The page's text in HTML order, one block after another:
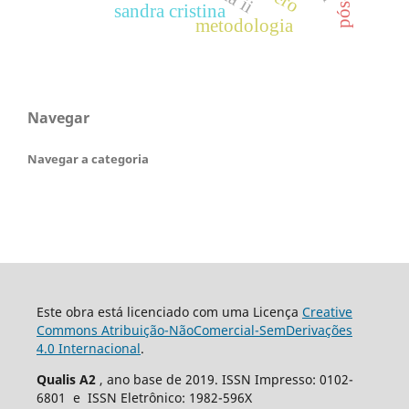
sandra cristina
metodologia
Navegar
Navegar a categoria
Este obra está licenciado com uma Licença Creative
Commons Atribuição-NãoComercial-SemDerivações
4.0 Internacional.
Qualis A2 , ano base de 2019. ISSN Impresso: 0102-
6801 e ISSN Eletrônico: 1982-596X